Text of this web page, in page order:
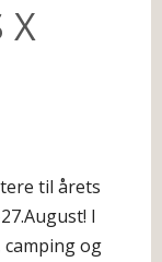
X
til årets
I
og